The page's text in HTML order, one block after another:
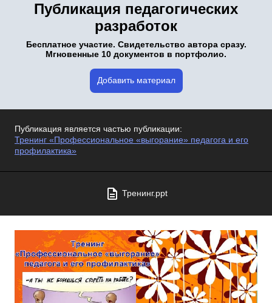
Публикация педагогических
разработок
Бесплатное участие. Свидетельство автора сразу.
Мгновенные 10 документов в портфолио.
Добавить материал
Публикация является частью публикации:
Тренинг «Профессиональное «выгорание» педагога и его
профилактика»
Тренинг.ppt